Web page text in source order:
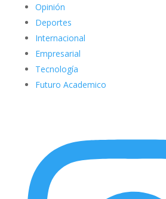
Opinión
Deportes
Internacional
Empresarial
Tecnología
Futuro Academico